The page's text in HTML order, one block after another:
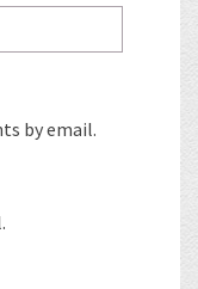
by email.